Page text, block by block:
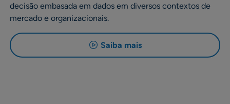
decisão embasada em dados em diversos contextos de
mercado e organizacionais.
Saiba mais